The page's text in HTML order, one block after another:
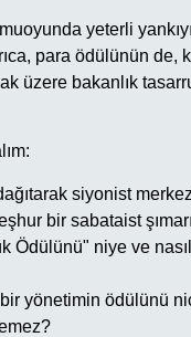
yeterli yankıyı
para ödülünün de,
üzere bakanlık
siyonist
bir sabataist
Ödülünü" niye ve
yönetimin ödülünü